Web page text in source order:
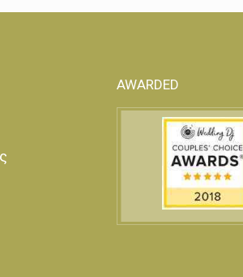
AWARDED